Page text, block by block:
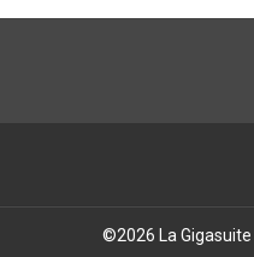
©2026 La Gigasuite